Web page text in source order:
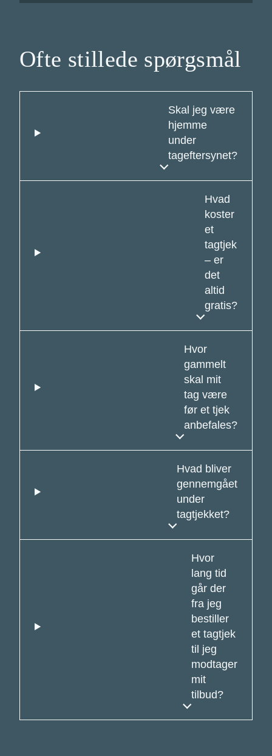
Ofte stillede spørgsmål
Skal jeg være
hjemme
under
tageftersynet?
Hvad
koster
et
tagtjek
– er
det
altid
gratis?
Hvor
gammelt
skal mit
tag være
før et tjek
anbefales?
Hvad bliver
gennemgået
under
tagtjekket?
Hvor
lang tid
går der
fra jeg
bestiller
et tagtjek
til jeg
modtager
mit
tilbud?